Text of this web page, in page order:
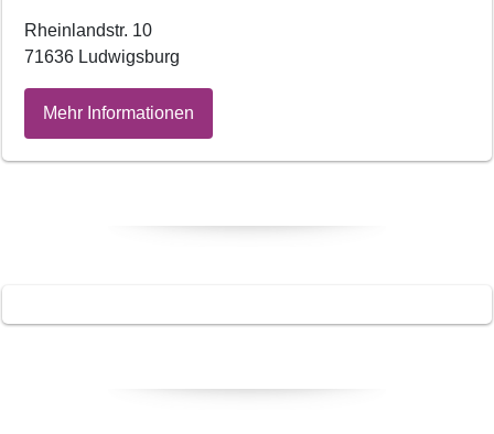
Rheinlandstr. 10
71636 Ludwigsburg
Mehr Informationen